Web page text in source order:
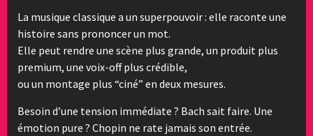
La musique classique a un superpouvoir : elle raconte une
histoire sans prononcer un mot.
Elle peut rendre une scène plus grande, un produit plus
premium, une voix-off plus crédible,
ou un montage plus “ciné” en deux mesures.
Besoin d’une tension immédiate ? Bach sait faire. Une
émotion pure ? Chopin ne rate jamais son entrée.